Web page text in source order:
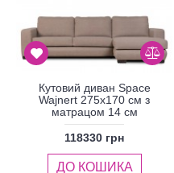
Кутовий диван Space
Wajnert 275x170 см з
матрацом 14 см
118330 грн
ДО КОШИКА